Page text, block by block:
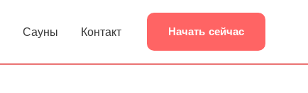
Сауны Контакт Начать сейчас